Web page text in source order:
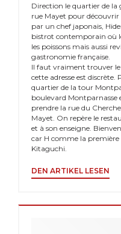
Direction le quartier de
rue Mayet pour
par un chef japonais,
bistrot contemporain où
les poissons mais aussi
gastronomie française.
Il faut vraiment trouver
cette adresse est discrète.
quartier de la tour
boulevard Montparnasse
prendre la rue du
Mayet. On repère le
et à son enseigne.
car H comme la
Kitaguchi.
DEN ARTIKEL LESEN